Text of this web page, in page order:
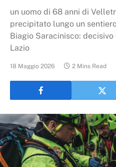
un uomo di 68 anni di
precipitato lungo un
Biagio Saracinisco:
Lazio
18 Maggio 2026 2 Mins Read